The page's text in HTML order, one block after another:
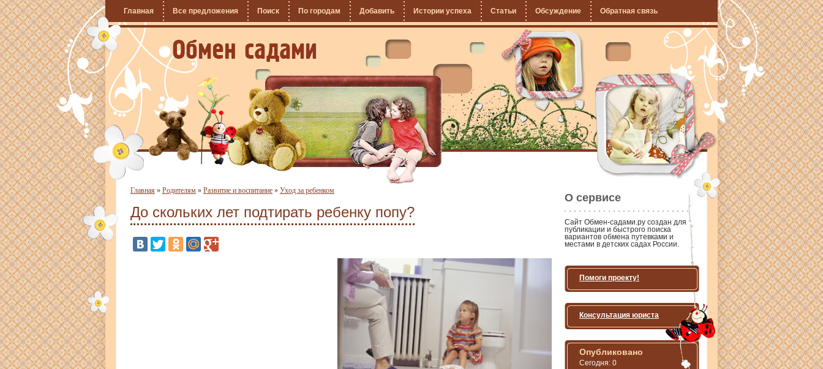
Главная Все предложения Поиск По городам Добавить Истории успеха Статьи Обсуждение Обратная связь
Главная » Родителям » Развитие и воспитание » Уход за ребенком
До скольких лет подтирать ребенку попу?
О сервисе
Сайт Обмен-садами.ру создан для
публикации и быстрого поиска
вариантов обмена путевками и
местами в детских садах России.
Помоги проекту!
Консультация юриста
Опубликовано
Сегодня: 0